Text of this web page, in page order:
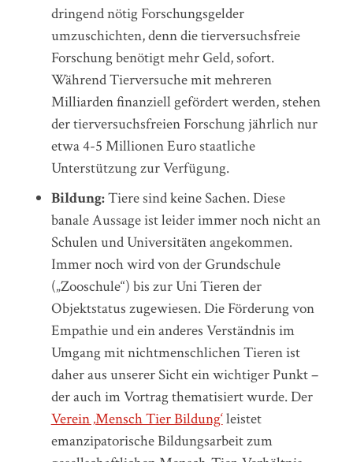
dringend nötig Forschungsgelder
umzuschichten, denn die tierversuchsfreie
Forschung benötigt mehr Geld, sofort.
Während Tierversuche mit mehreren
Milliarden finanziell gefördert werden, stehen
der tierversuchsfreien Forschung jährlich nur
etwa 4-5 Millionen Euro staatliche
Unterstützung zur Verfügung.
Bildung:Tiere sind keine Sachen. Diese
banale Aussage ist leider immer noch nicht an
Schulen und Universitäten angekommen.
Immer noch wird von der Grundschule
(„Zooschule“) bis zur Uni Tieren der
Objektstatus zugewiesen. Die Förderung von
Empathie und ein anderes Verständnis im
Umgang mit nichtmenschlichen Tieren ist
daher aus unserer Sicht ein wichtiger Punkt –
der auch im Vortrag thematisiert wurde. Der
Verein ‚Mensch Tier Bildung‘leistet
emanzipatorische Bildungsarbeit zum